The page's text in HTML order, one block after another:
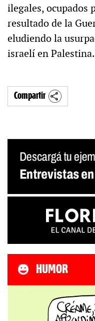
ilegales, ocupados
resultado de la
eludiendo la
israelí en Palestina.
Compartir
HUMOR